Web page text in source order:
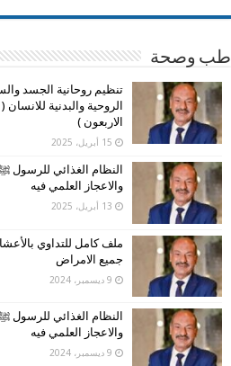
طب وصحة
تنظيم روحانية الجسد
الروحية والبدنية للانسان (
الاربعون )
15 أبريل، 2025
النظام الغذائي للرسول
والاعجاز العلمي فيه
13 أبريل، 2025
ملف كامل للتداوي
جميع الامراض
9 ديسمبر، 2024
النظام الغذائي للرسول
والاعجاز العلمي فيه
9 ديسمبر، 2024